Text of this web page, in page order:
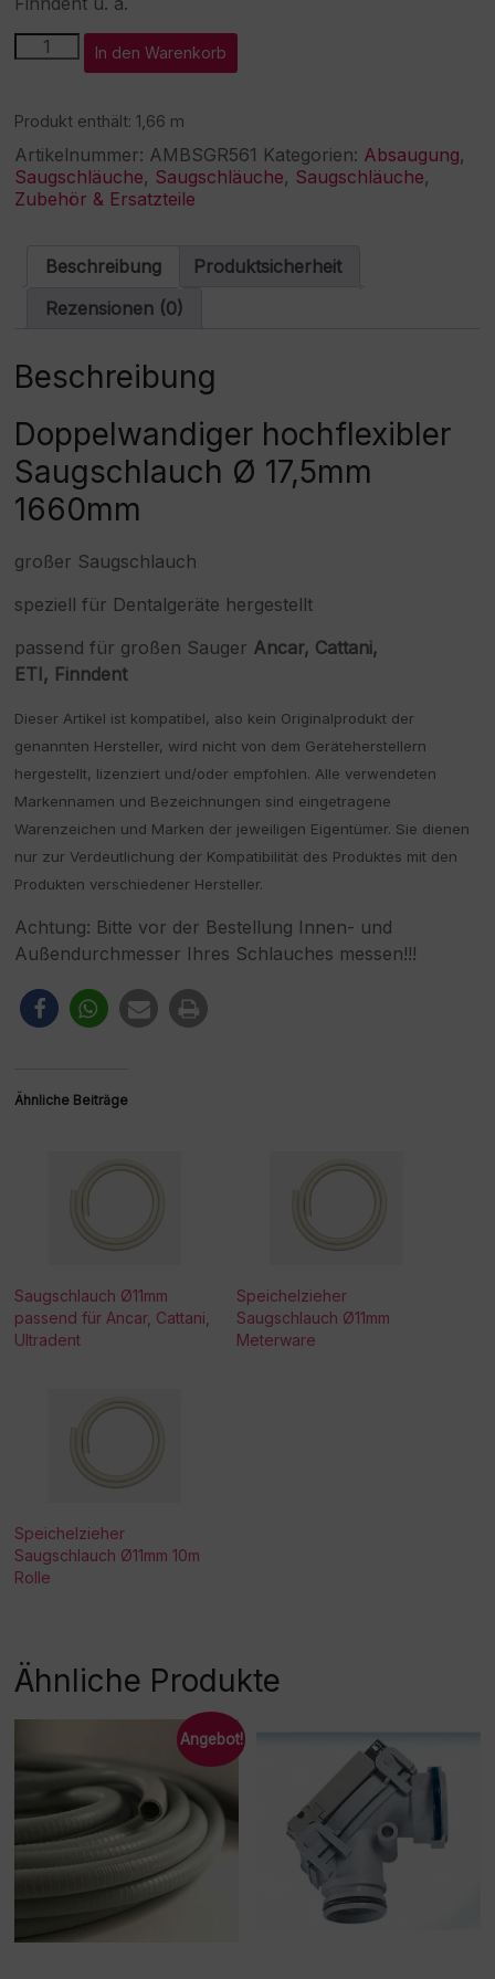
Flexibler
Saugschlauch
1660mm
Menge
In den Warenkorb
l
n
a
e
Produkt enthält: 1,66 m
Artikelnummer: AMBSGR561 Kategorien: Absaugung,
Saugschläuche, Saugschläuche, Saugschläuche,
Zubehör & Ersatzteile
Beschreibung
Produktsicherheit
Rezensionen (0)
Beschreibung
Doppelwandiger hochflexibler
Saugschlauch Ø 17,5mm
1660mm
großer Saugschlauch
speziell für Dentalgeräte hergestellt
passend für großen Sauger Ancar, Cattani,
ETI, Finndent
Dieser Artikel ist kompatibel, also kein Originalprodukt der
genannten Hersteller, wird nicht von dem Geräteherstellern
hergestellt, lizenziert und/oder empfohlen. Alle verwendeten
Markennamen und Bezeichnungen sind eingetragene
Warenzeichen und Marken der jeweiligen Eigentümer. Sie dienen
nur zur Verdeutlichung der Kompatibilität des Produktes mit den
Produkten verschiedener Hersteller.
Achtung: Bitte vor der Bestellung Innen- und
Außendurchmesser Ihres Schlauches messen!!!
Ähnliche Beiträge
Saugschlauch Ø11mm
passend für Ancar, Cattani,
Ultradent
Speichelzieher
Saugschlauch Ø11mm
Meterware
Speichelzieher
Saugschlauch Ø11mm 10m
Rolle
Ähnliche Produkte
Angebot!